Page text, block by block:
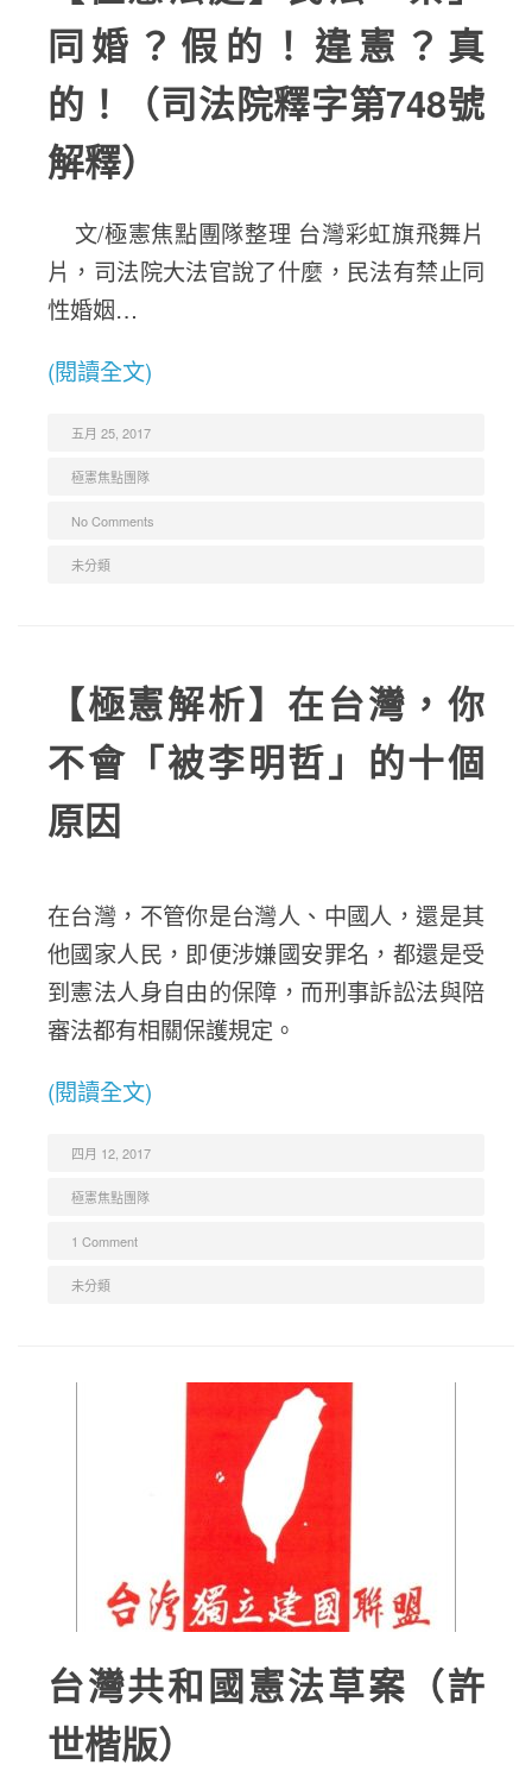
同婚？假的！違憲？真
的！（司法院釋字第748號
解釋）
文/極憲焦點團隊整理 台灣彩虹旗飛舞片
片，司法院大法官說了什麼，民法有禁止同
性婚姻…
(閱讀全文)
五月 25, 2017
極憲焦點團隊
No Comments
未分類
【極憲解析】在台灣，你
不會「被李明哲」的十個
原因
在台灣，不管你是台灣人、中國人，還是其
他國家人民，即便涉嫌國安罪名，都還是受
到憲法人身自由的保障，而刑事訴訟法與陪
審法都有相關保護規定。
(閱讀全文)
四月 12, 2017
極憲焦點團隊
1 Comment
未分類
台灣共和國憲法草案（許
世楷版）